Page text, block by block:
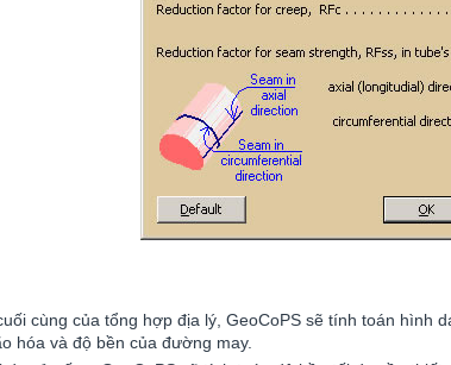
cùng của tổng hợp địa lý, GeoCoPS sẽ tính toán
hóa và độ bền của đường may.